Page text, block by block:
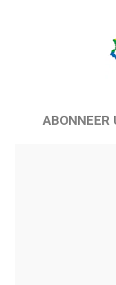
ABONNEER